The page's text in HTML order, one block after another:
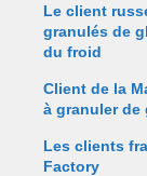
Le client
granulés de
du froid
Client de la
à granuler de
Les clients
Factory